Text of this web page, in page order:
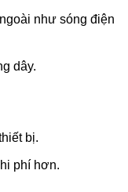
như sóng điện
dây.
bị.
phí hơn.